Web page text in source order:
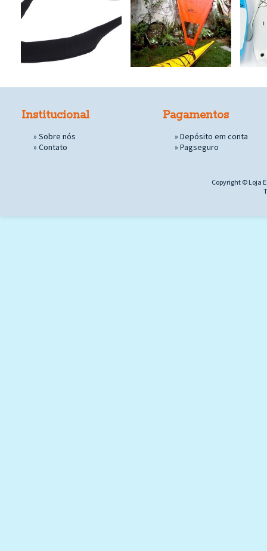
Institucional
» Sobre nós
» Contato
Pagamentos
» Depósito em conta
» Pagseguro
Copyright © Loja